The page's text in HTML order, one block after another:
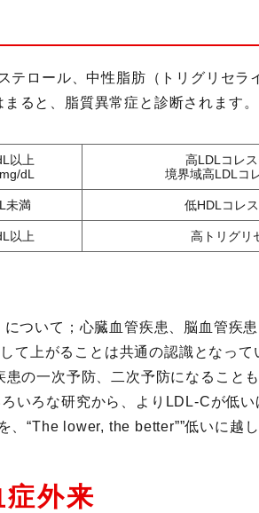
ロール、中性脂肪（トリグリセラ
ると、脂質異常症と診断されます。
以上
dL
高LDLコレ
境界域高LDLコ
未満 低HDLコレ
以上 高トリグリ
ついて；心臓血管疾患、脳血管疾
て上がることは共通の認識となって
の一次予防、二次予防になること
いろな研究から、よりLDL-Cが低い
“The lower, the better””低いに越
症外来